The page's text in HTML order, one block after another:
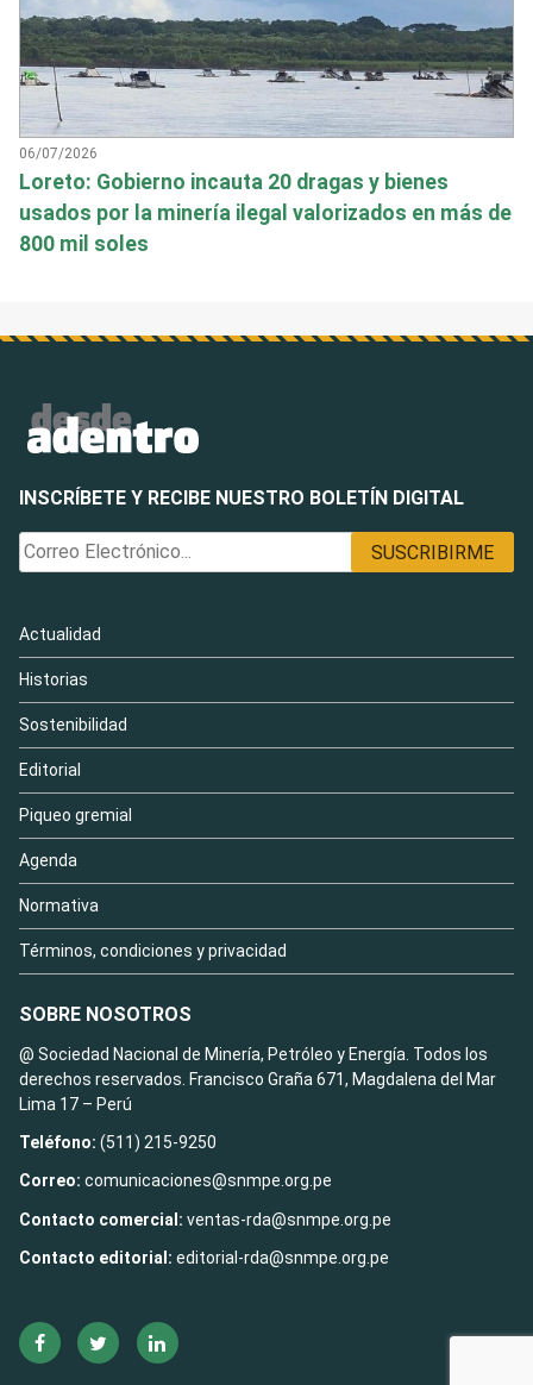
06/07/2026
Loreto: Gobierno incauta 20 dragas y bienes
usados por la minería ilegal valorizados en más de
800 mil soles
INSCRÍBETE Y RECIBE NUESTRO BOLETÍN DIGITAL
Actualidad
Historias
Sostenibilidad
Editorial
Piqueo gremial
Agenda
Normativa
Términos, condiciones y privacidad
SOBRE NOSOTROS
@ Sociedad Nacional de Minería, Petróleo y Energía. Todos los
derechos reservados. Francisco Graña 671, Magdalena del Mar
Lima 17 – Perú
Teléfono: (511) 215-9250
Correo: comunicaciones@snmpe.org.pe
Contacto comercial: ventas-rda@snmpe.org.pe
Contacto editorial: editorial-rda@snmpe.org.pe